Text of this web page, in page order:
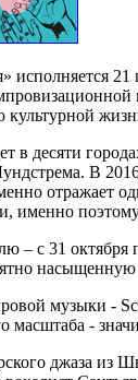
десяти
В
отражает
именно
– с 31
насыщенную
музыки -
-
джаза из